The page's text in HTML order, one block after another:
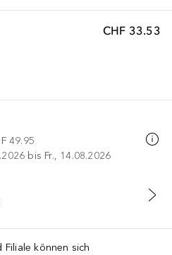
CHF 33.53
49.95
bis Fr., 14.08.2026
Filiale können sich